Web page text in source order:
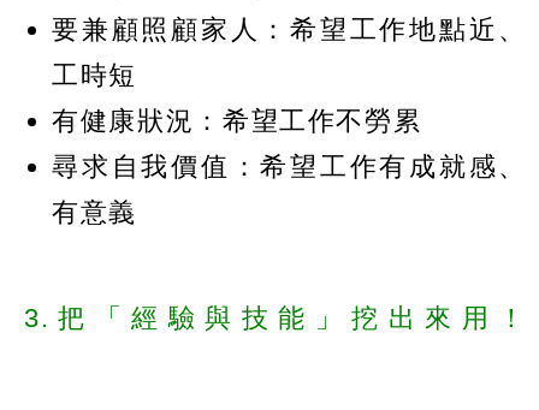
要兼顧照顧家人：希望工作地點近、
工時短
有健康狀況：希望工作不勞累
尋求自我價值：希望工作有成就感、
有意義
3.把「經驗與技能」挖出來用！